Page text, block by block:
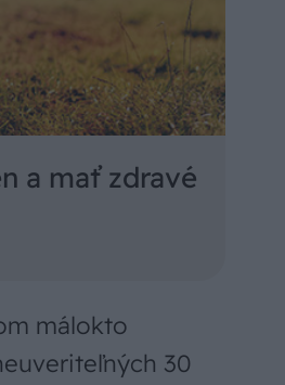
a mať zdravé
málokto
30